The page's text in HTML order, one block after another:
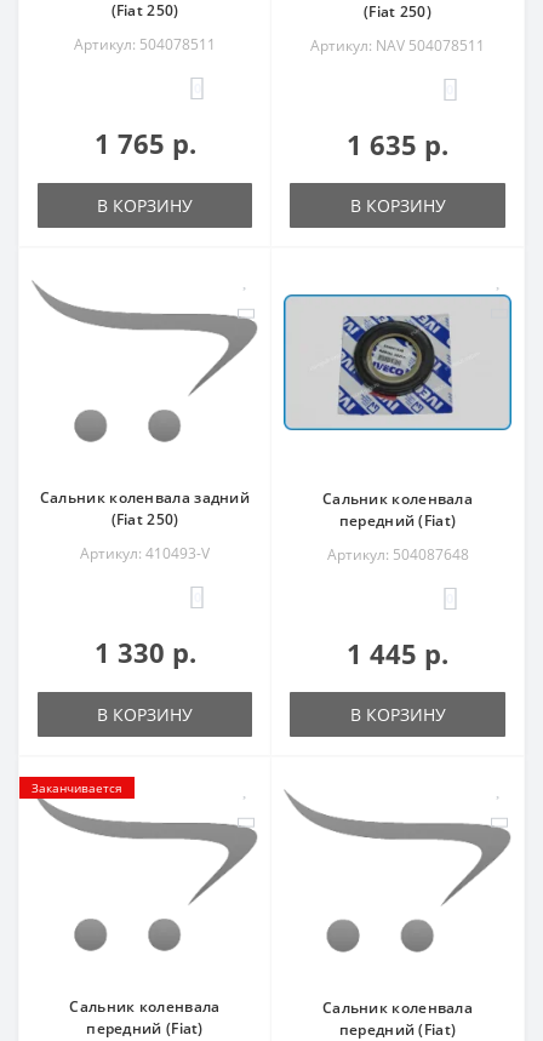
(Fiat 250)
Артикул: 504078511
1 765 р.
В КОРЗИНУ
(Fiat 250)
Артикул: NAV 504078511
1 635 р.
В КОРЗИНУ
Сальник коленвала задний
(Fiat 250)
Артикул: 410493-V
1 330 р.
В КОРЗИНУ
Сальник коленвала
передний (Fiat)
Артикул: 504087648
1 445 р.
В КОРЗИНУ
Заканчивается
Сальник коленвала
передний (Fiat)
Сальник коленвала
передний (Fiat)